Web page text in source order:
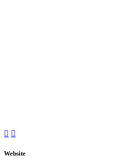
 
Website